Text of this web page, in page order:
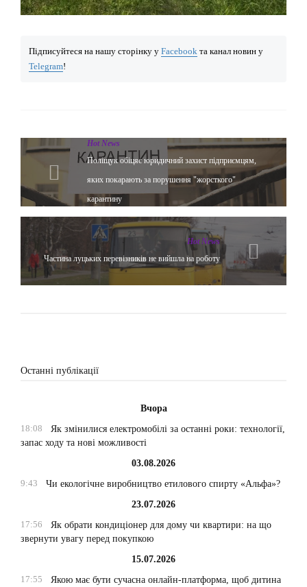
Підписуйтеся на нашу сторінку у Facebook та канал новин у
Telegram!
Hot News
Поліщук обіцяє юридичний захист підприємцям,
яких покарають за порушення "жорсткого"
карантину
Hot News
Частина луцьких перевізників не вийшла на роботу
Останні публікації
Вчора
18:08
Як змінилися електромобілі за останні роки: технології,
запас ходу та нові можливості
03.08.2026
9:43
Чи екологічне виробництво етилового спирту «Альфа»?
23.07.2026
17:56
Як обрати кондиціонер для дому чи квартири: на що
звернути увагу перед покупкою
15.07.2026
17:55
Якою має бути сучасна онлайн-платформа, щоб дитина